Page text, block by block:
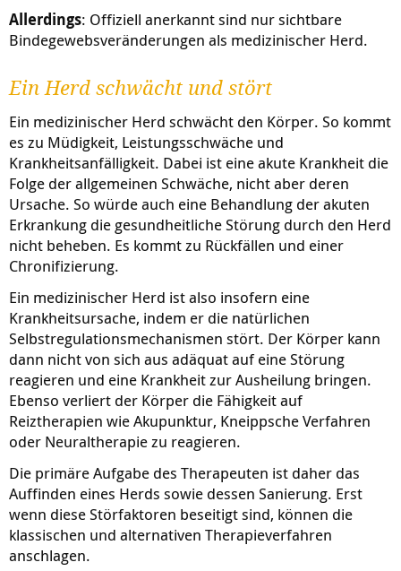
Allerdings: Offiziell anerkannt sind nur sichtbare
Bindegewebsveränderungen als medizinischer Herd.
Ein Herd schwächt und stört
Ein medizinischer Herd schwächt den Körper. So kommt
es zu Müdigkeit, Leistungsschwäche und
Krankheitsanfälligkeit. Dabei ist eine akute Krankheit die
Folge der allgemeinen Schwäche, nicht aber deren
Ursache. So würde auch eine Behandlung der akuten
Erkrankung die gesundheitliche Störung durch den Herd
nicht beheben. Es kommt zu Rückfällen und einer
Chronifizierung.
Ein medizinischer Herd ist also insofern eine
Krankheitsursache, indem er die natürlichen
Selbstregulationsmechanismen stört. Der Körper kann
dann nicht von sich aus adäquat auf eine Störung
reagieren und eine Krankheit zur Ausheilung bringen.
Ebenso verliert der Körper die Fähigkeit auf
Reiztherapien wie Akupunktur, Kneippsche Verfahren
oder Neuraltherapie zu reagieren.
Die primäre Aufgabe des Therapeuten ist daher das
Auffinden eines Herds sowie dessen Sanierung. Erst
wenn diese Störfaktoren beseitigt sind, können die
klassischen und alternativen Therapieverfahren
anschlagen.